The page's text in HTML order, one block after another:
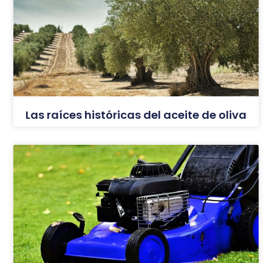
Las raíces históricas del aceite de oliva